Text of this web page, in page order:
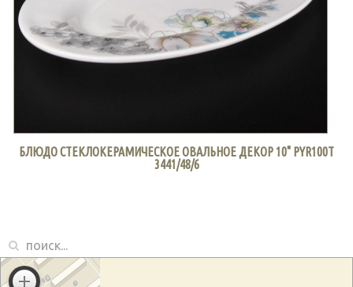
БЛЮДО СТЕКЛОКЕРАМИЧЕСКОЕ ОВАЛЬНОЕ ДЕКОР 10" PYR100T
3441/48/6